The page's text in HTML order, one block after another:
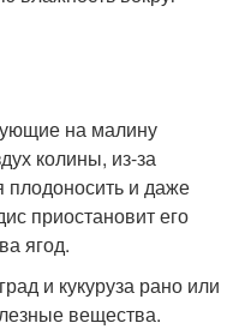
на малину
колины, из-за
плодоносить и даже
приостановит его
ягод.
и кукуруза рано или
вещества.